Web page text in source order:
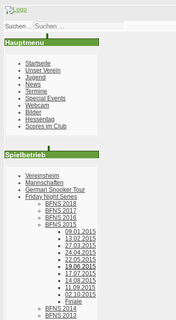
Suchen ...
Hauptmenu
Startseite
Unser Verein
Jugend
News
Termine
Special Events
Webcam
Bilder
Hessentag
Scores im Club
Spielbetrieb
Vereinsheim
Mannschaften
German Snooker Tour
Friday Night Series
BFNS 2018
BFNS 2017
BFNS 2016
BFNS 2015
09.01.2015
13.02.2015
27.03.2015
24.04.2015
22.05.2015
19.06.2015
17.07.2015
14.08.2015
11.09.2015
02.10.2015
Finale
BFNS 2014
BFNS 2013